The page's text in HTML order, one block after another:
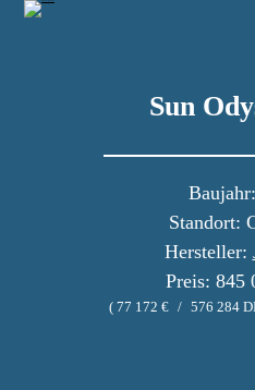
Sun
Standort:
Hersteller:
Preis: 845
( 77 172 € / 576 284